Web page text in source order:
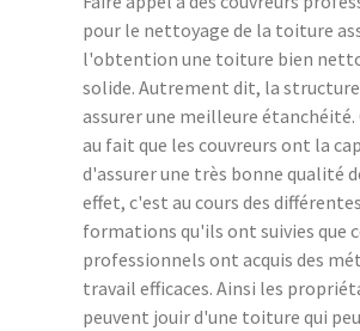
pour le nettoyage de la toiture
l'obtention une toiture bien
solide. Autrement dit, la
assurer une meilleure étanchéité.
au fait que les couvreurs ont la
d'assurer une très bonne qualité
effet, c'est au cours des différentes
formations qu'ils ont suivies que
professionnels ont acquis des
travail efficaces. Ainsi les
peuvent jouir d'une toiture qui